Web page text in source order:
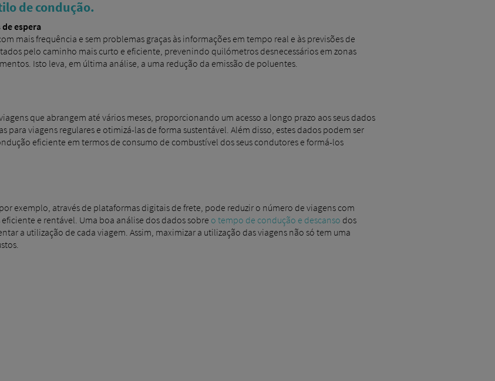
de condução.
espera
mais frequência e sem problemas graças às informações em tempo real e às previsões de
pelo caminho mais curto e eficiente, prevenindo quilómetros desnecessários em zonas
Isto leva, em última análise, a uma redução da emissão de poluentes.
que abrangem até vários meses, proporcionando um acesso a longo prazo aos seus dados
viagens regulares e otimizá-las de forma sustentável. Além disso, estes dados podem ser
eficiente em termos de consumo de combustível dos seus condutores e formá-los
exemplo, através de plataformas digitais de frete, pode reduzir o número de viagens com
e rentável. Uma boa análise dos dados sobre o tempo de condução e descanso dos
a utilização de cada viagem. Assim, maximizar a utilização das viagens não só tem uma